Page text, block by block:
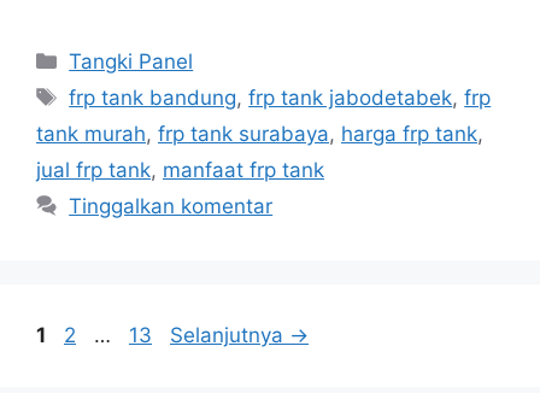
Kategori
Tangki Panel
Tag
frp tank bandung,frp tank jabodetabek,frp
tank murah, frp tank surabaya, harga frp tank,
jual frp tank, manfaat frp tank
Tinggalkan komentar
Halaman
1 Halaman
2 … Halaman
13 Selanjutnya →